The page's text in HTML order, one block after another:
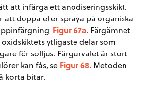
att infärga ett anodiseringsskikt.
att doppa eller spraya på organiska
Figur 67a. Färgämnet
ytligaste delar som
för solljus. Färgurvalet är stort
kan fås, se Figur 68. Metoden
korta bitar.